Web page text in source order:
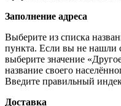
Заполнение адреса
Выберите из списка
пункта. Если вы не нашли
выберите значение
название своего
Введите правильный
Доставка